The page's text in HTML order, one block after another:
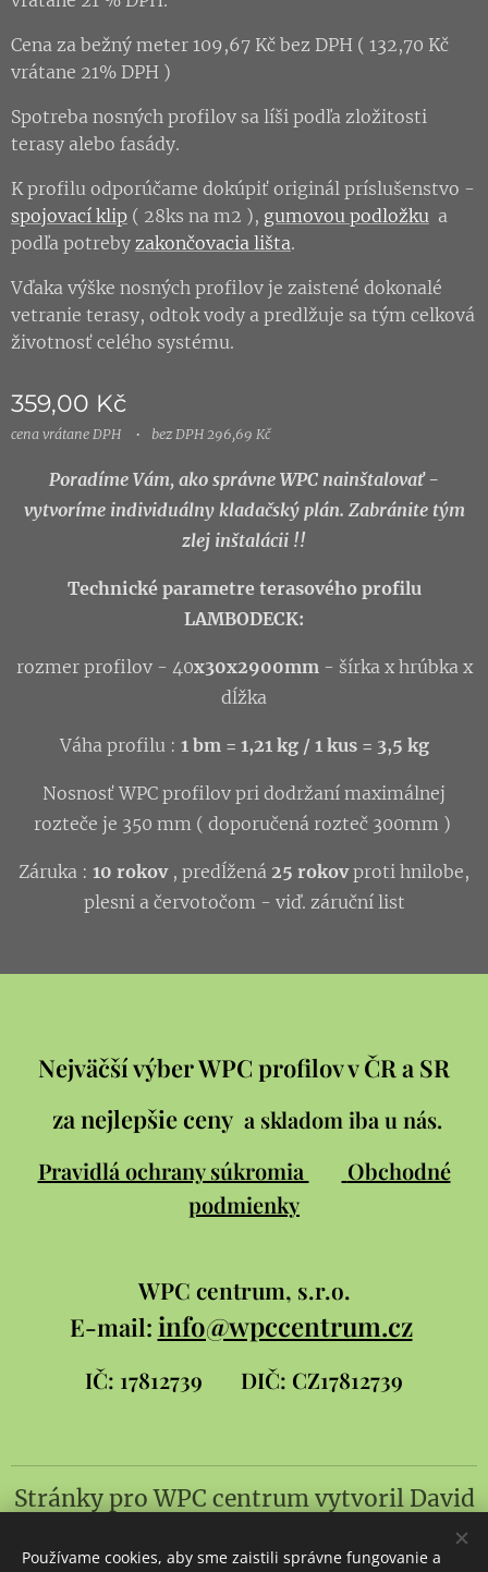
Cena za bežný meter 109,67 Kč bez DPH ( 132,70 Kč
vrátane 21% DPH )
Spotreba nosných profilov sa líši podľa zložitosti
terasy alebo fasády.
K profilu odporúčame dokúpiť originál príslušenstvo -
spojovací klip ( 28ks na m2 ), gumovou podložku a
podľa potreby zakončovacia lišta.
Vďaka výške nosných profilov je zaistené dokonalé
vetranie terasy, odtok vody a predlžuje sa tým celková
životnosť celého systému.
359,00 Kč
cena vrátane DPH bez DPH 296,69 Kč
Poradíme Vám, ako správne WPC nainštalovať -
vytvoríme individuálny kladačský plán. Zabránite tým
zlej inštalácii !!
Technické parametre terasového profilu
LAMBODECK:
rozmer profilov - 40x30x2900mm - šírka x hrúbka x
dĺžka
Váha profilu : 1 bm = 1,21 kg / 1 kus = 3,5 kg
Nosnosť WPC profilov pri dodržaní maximálnej
rozteče je 350 mm ( doporučená rozteč 300mm )
Záruka : 10 rokov, predĺžená 25 rokovproti hnilobe,
plesni a červotočom - viď. záruční list
Nejväčší výber WPC profilov v ČR a SR
za nejlepšie ceny a skladom iba u nás.
Pravidlá ochrany súkromia
Obchodné
podmienky
WPC centrum, s.r.o.
E-mail: info@wpccentrum.cz
IČ: 17812739 DIČ: CZ17812739
Stránky pro WPC centrumvytvorilDavid
Používame cookies, aby sme zaistili správne fungovanie a